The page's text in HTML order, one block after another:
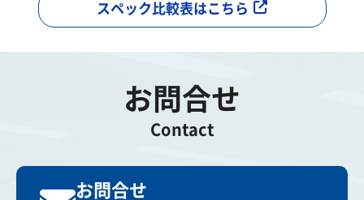
スペック比較表はこちら
お問合せ
Contact
お問合せ